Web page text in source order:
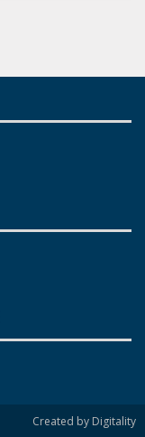
Created by Digitality